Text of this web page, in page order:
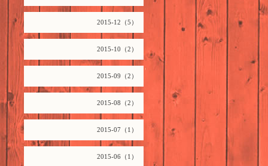
2015-12（5）
2015-10（2）
2015-09（2）
2015-08（2）
2015-07（1）
2015-06（1）